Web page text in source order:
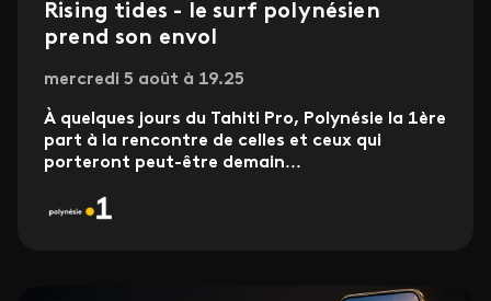
Rising tides - le surf polynésien
prend son envol
mercredi 5 août à 19.25
À quelques jours du Tahiti Pro, Polynésie la 1ère
part à la rencontre de celles et ceux qui
porteront peut-être demain...